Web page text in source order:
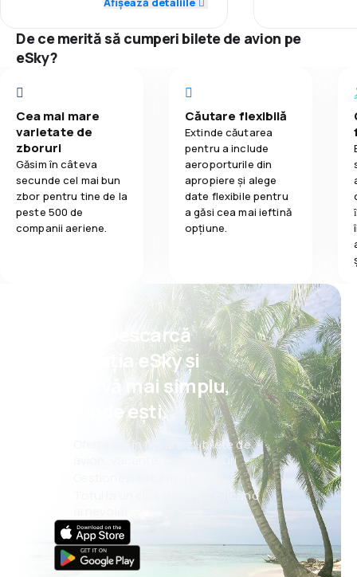
přesahující možnosti převozu v
letadle. Bylo to zbytečné, stačilo
přece nabídnout zpoplatněnou
úschovnu na letišti, na kterou jsem
vyřešil. Ale zvyšovat hlas před
cestujícími a anglicky opakovat, že
je jedno , jak se dostanou domů, že
je to jejich odpovědnost, mi
nepřipadalo vůbec profesionální.
Rețeaua de conexiuni
5,0
Confort în timpul călătoriei 5,0
Transportul bagajelor 5,0
Mâncare 5,0
Rețeaua de
Prețul
Confort în
Transportul
Mâncare
De ce merită să cumperi bilete de avion pe
eSky?
Cea mai mare
varietate de
zboruri
Găsim în câteva
secunde cel mai bun
zbor pentru tine de la
peste 500 de
companii aeriene.
Căutare flexibilă
Extinde căutarea
pentru a include
aeroporturile din
apropiere și alege
date flexibile pentru
a găsi cea mai ieftină
opțiune.
Psst! Descarcă
aplicația eSky și
rezervă mai simplu,
oriunde ești.
Oferte noi în fiecare zi: bilete de
avion, vacanțe, city break-uri
Totul la un click distanță, oricând